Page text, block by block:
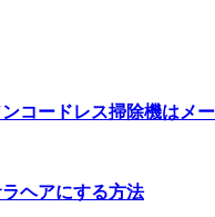
コードレス掃除機はメー
ヘアにする方法